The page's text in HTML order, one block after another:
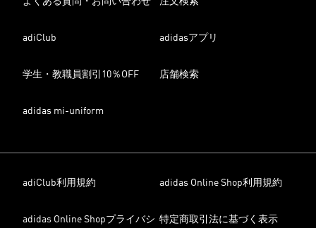
adiClub adidasアプリ
学生・教職員割引10％OFF 店舗検索
adidas mi-uniform
adiClub利用規約 adidas Online Shop利用規約
adidas Online Shopプライバシ 特定商取引法に基づく表示